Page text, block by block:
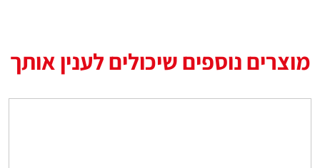
מוצרים נוספים שיכולים לענין אותך